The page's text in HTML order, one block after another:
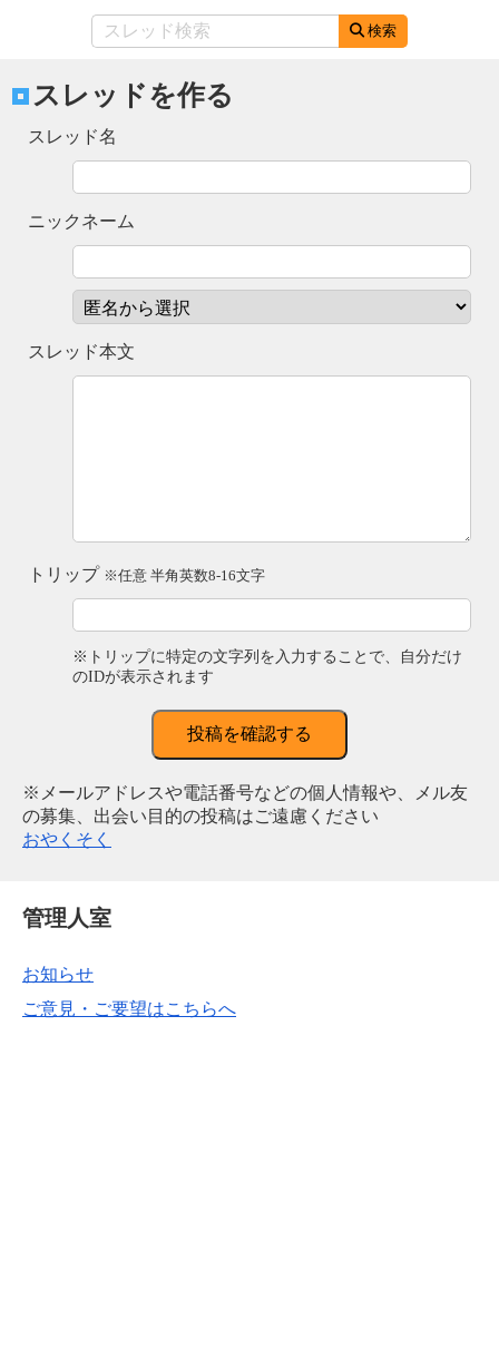
検索
スレッドを作る
スレッド名
ニックネーム
スレッド本文
トリップ ※任意 半角英数8-16文字
※トリップに特定の文字列を入力することで、自分だけ
のIDが表示されます
投稿を確認する
※メールアドレスや電話番号などの個人情報や、メル友
の募集、出会い目的の投稿はご遠慮ください
おやくそく
管理人室
お知らせ
ご意見・ご要望はこちらへ